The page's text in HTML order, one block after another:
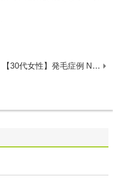
【30代女性】発毛症例 No.18